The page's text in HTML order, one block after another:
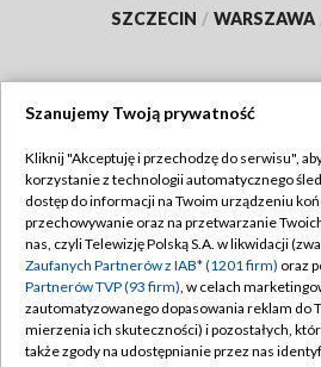
SZCZECIN / WARSZAWA
TVP
Abonament TVP
Emisja w TVP
Centrum informacji TVP
Naziemna Telewizja Cyfrowa
Regulamin
Polityka
Moje
Pomoc
Szanujemy Twoją prywatność
Kliknij "Akceptuję i przechodzę do serwisu",
korzystanie z technologii automatycznego
dostęp do informacji na Twoim urządzeniu
przechowywanie oraz na przetwarzanie
nas, czyli Telewizję Polską S.A. w likwidacji
Zaufanych Partnerów z IAB* (1201 firm) oraz
Partnerów TVP (93 firm), w celach
zautomatyzowanego dopasowania reklam do
mierzenia ich skuteczności) i pozostałych,
także zgody na udostępnianie przez nas